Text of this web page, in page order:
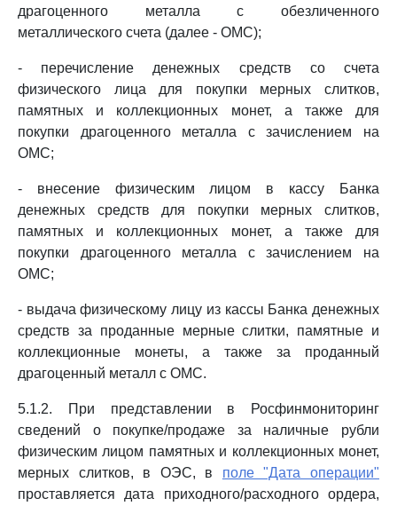
драгоценного металла с обезличенного
металлического счета (далее - ОМС);
- перечисление денежных средств со счета
физического лица для покупки мерных слитков,
памятных и коллекционных монет, а также для
покупки драгоценного металла с зачислением на
ОМС;
- внесение физическим лицом в кассу Банка
денежных средств для покупки мерных слитков,
памятных и коллекционных монет, а также для
покупки драгоценного металла с зачислением на
ОМС;
- выдача физическому лицу из кассы Банка денежных
средств за проданные мерные слитки, памятные и
коллекционные монеты, а также за проданный
драгоценный металл с ОМС.
5.1.2. При представлении в Росфинмониторинг
сведений о покупке/продаже за наличные рубли
физическим лицом памятных и коллекционных монет,
мерных слитков, в ОЭС, в поле "Дата операции"
проставляется дата приходного/расходного ордера,